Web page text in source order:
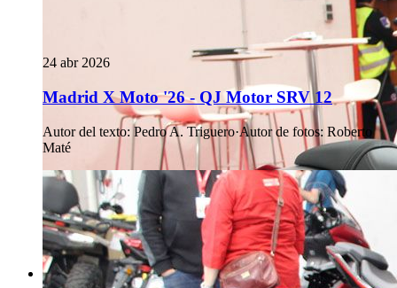
24 abr 2026
Madrid X Moto '26 - QJ Motor SRV 12
Autor del texto: Pedro A. Triguero·Autor de fotos: Roberto
Maté